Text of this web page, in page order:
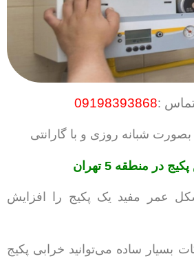
:
09198393868
شبانه روزی و با گارانتی
در منطقه 5 تهران
عمر مفید یک پکیج را افزایش
بسیار ساده می‌توانید خرابی پکیج